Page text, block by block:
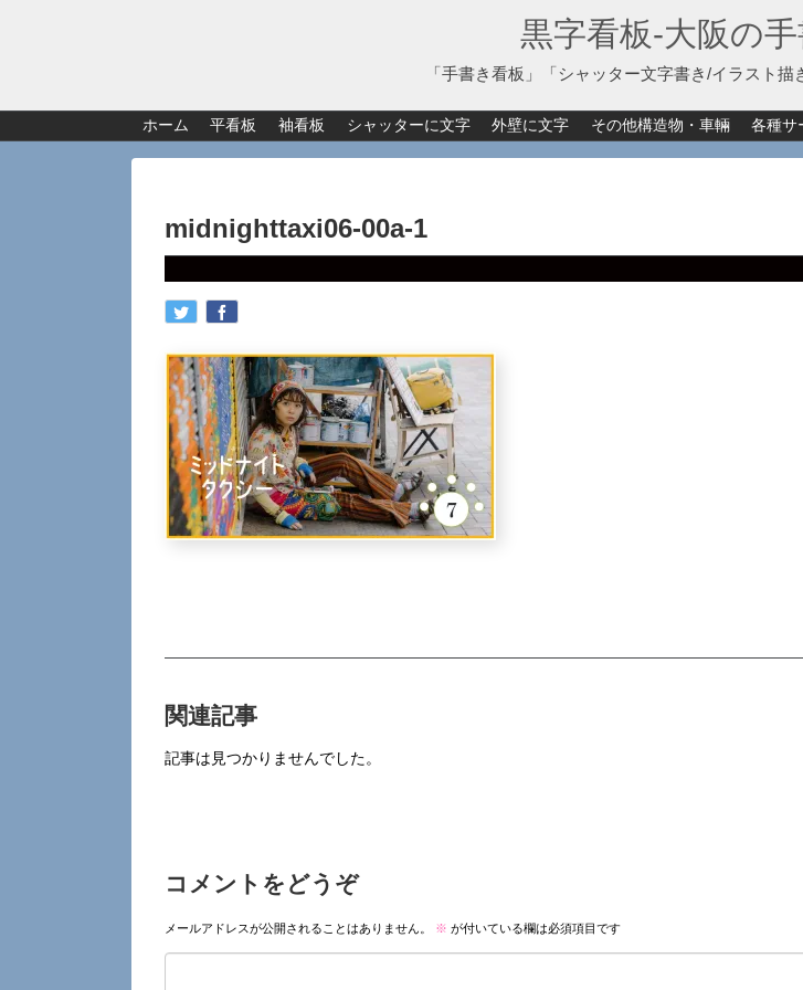
黒字看板‐大阪の
「手書き看板」「シャッター文字書き/イラスト
ホーム 平看板 袖看板 シャッターに文字 外壁に文字 その他構造物・車輛 各種サ
midnighttaxi06-00a-1
関連記事
記事は見つかりませんでした。
コメントをどうぞ
メールアドレスが公開されることはありません。 ※ が付いている欄は必須項目です